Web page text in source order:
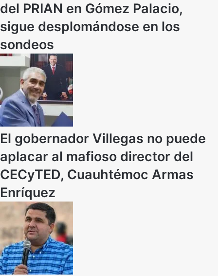
del PRIAN en Gómez Palacio,
sigue desplomándose en los
sondeos
El gobernador Villegas no puede
aplacar al mafioso director del
CECyTED, Cuauhtémoc Armas
Enríquez